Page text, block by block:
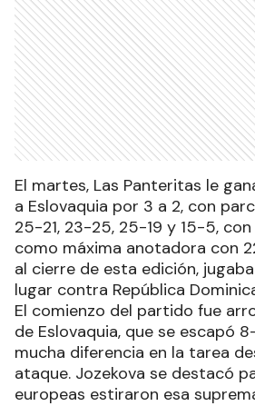
El martes, Las Panteritas le
a Eslovaquia por 3 a 2, con
25-21, 23-25, 25-19 y 15-5, con
como máxima anotadora con
al cierre de esta edición,
lugar contra República
El comienzo del partido fue
de Eslovaquia, que se escapó
mucha diferencia en la tarea
ataque. Jozekova se destacó
europeas estiraron esa